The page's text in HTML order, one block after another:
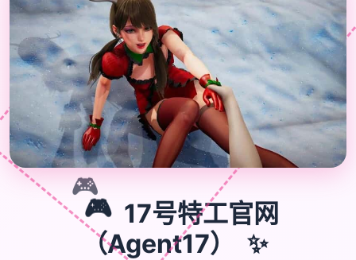
🎮
🎮 17号特工官网
（Agent17）
✨